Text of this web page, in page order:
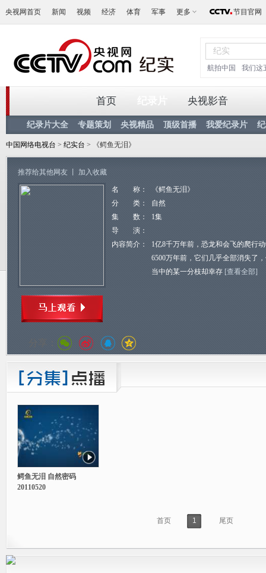
央视网首页 新闻 视频 经济 体育 军事 更多 节目官网
航拍中国 我们这
首页
纪录片大全 专题策划 央视精品 顶级首播 我爱纪录片
央视影音
中国网络电视台 > 纪实台 > 《鳄鱼无泪》
推荐给其他网友 加入收藏
名 称：
《鳄鱼无泪》
分 类：
自然
集 数：
1集
导 演：
内容简介：
1亿8千万年前，恐龙和会飞的爬行
6500万年前，它们几乎全部消失了
当中的某一分枝却幸存 [查看全部]
分享：
鳄鱼无泪 自然密码
20110520
首页 1 尾页